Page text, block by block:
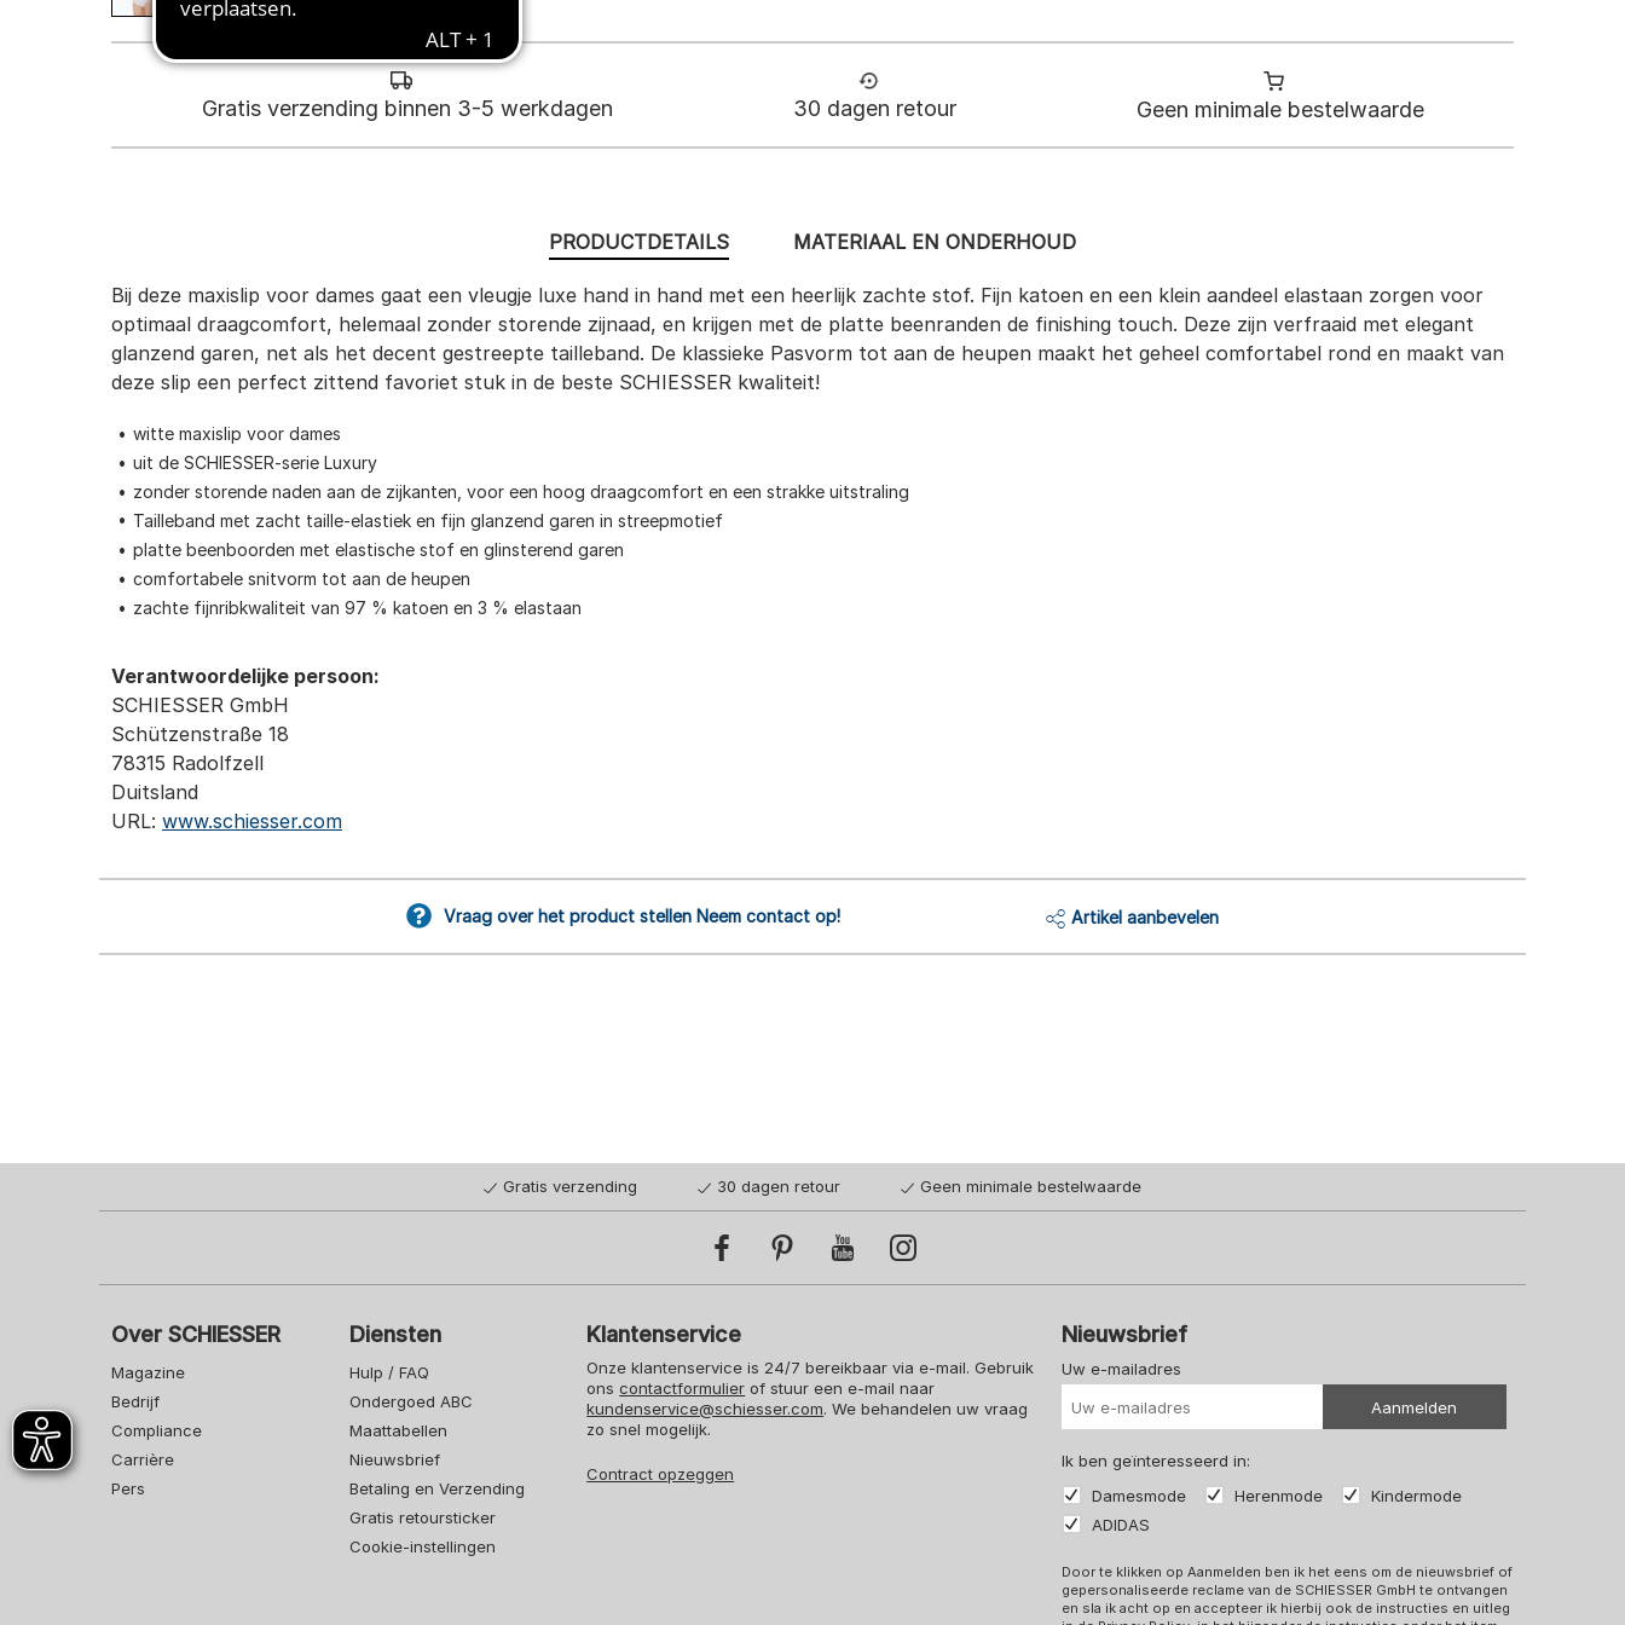
Gratis verzending binnen 3-5 werkdagen 30 dagen retour Geen minimale bestelwaarde
PRODUCTDETAILS
Bij deze maxislip voor dames gaat een vleugje luxe hand in hand met een heerlijk zachte stof. Fijn katoen en een klein aandeel elastaan zorgen voor
optimaal draagcomfort, helemaal zonder storende zijnaad, en krijgen met de platte beenranden de finishing touch. Deze zijn verfraaid met elegant
glanzend garen, net als het decent gestreepte tailleband. De klassieke Pasvorm tot aan de heupen maakt het geheel comfortabel rond en maakt van
deze slip een perfect zittend favoriet stuk in de beste SCHIESSER kwaliteit!
witte maxislip voor dames
uit de SCHIESSER-serie Luxury
zonder storende naden aan de zijkanten, voor een hoog draagcomfort en een strakke uitstraling
Tailleband met zacht taille-elastiek en fijn glanzend garen in streepmotief
platte beenboorden met elastische stof en glinsterend garen
comfortabele snitvorm tot aan de heupen
zachte fijnribkwaliteit van 97 % katoen en 3 % elastaan
Verantwoordelijke persoon:
SCHIESSER GmbH
Schützenstraße 18
78315 Radolfzell
Duitsland
URL: www.schiesser.com
MATERIAAL EN ONDERHOUD
Vraag over het product stellen Neem contact op! Artikel aanbevelen
Gratis verzending 30 dagen retour Geen minimale bestelwaarde
Over SCHIESSER
Magazine
Bedrijf
Compliance
Carrière
Pers
Diensten
Hulp / FAQ
Ondergoed ABC
Maattabellen
Nieuwsbrief
Betaling en Verzending
Gratis retoursticker
Cookie-instellingen
Klantenservice
Onze klantenservice is 24/7 bereikbaar via e-mail. Gebruik
onscontactformulier of stuur een e-mail naar
kundenservice@schiesser.com. We behandelen uw vraag
zo snel mogelijk.
Contract opzeggen
Nieuwsbrief
Uw e-mailadres
Aanmelden
Ik ben geïnteresseerd in:
Damesmode
Herenmode
Kindermode
ADIDAS
Door te klikken op Aanmelden ben ik het eens om de nieuwsbrief of
gepersonaliseerde reclame van de SCHIESSER GmbH te ontvangen
en sla ik acht op en accepteer ik hierbij ook de instructies en uitleg